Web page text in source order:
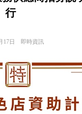
行
17日 即時資訊